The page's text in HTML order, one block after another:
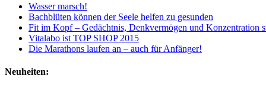
Wasser marsch!
Bachblüten können der Seele helfen zu gesunden
Fit im Kopf – Gedächtnis, Denkvermögen und Konzentration
Vitalabo ist TOP SHOP 2015
Die Marathons laufen an – auch für Anfänger!
Neuheiten: